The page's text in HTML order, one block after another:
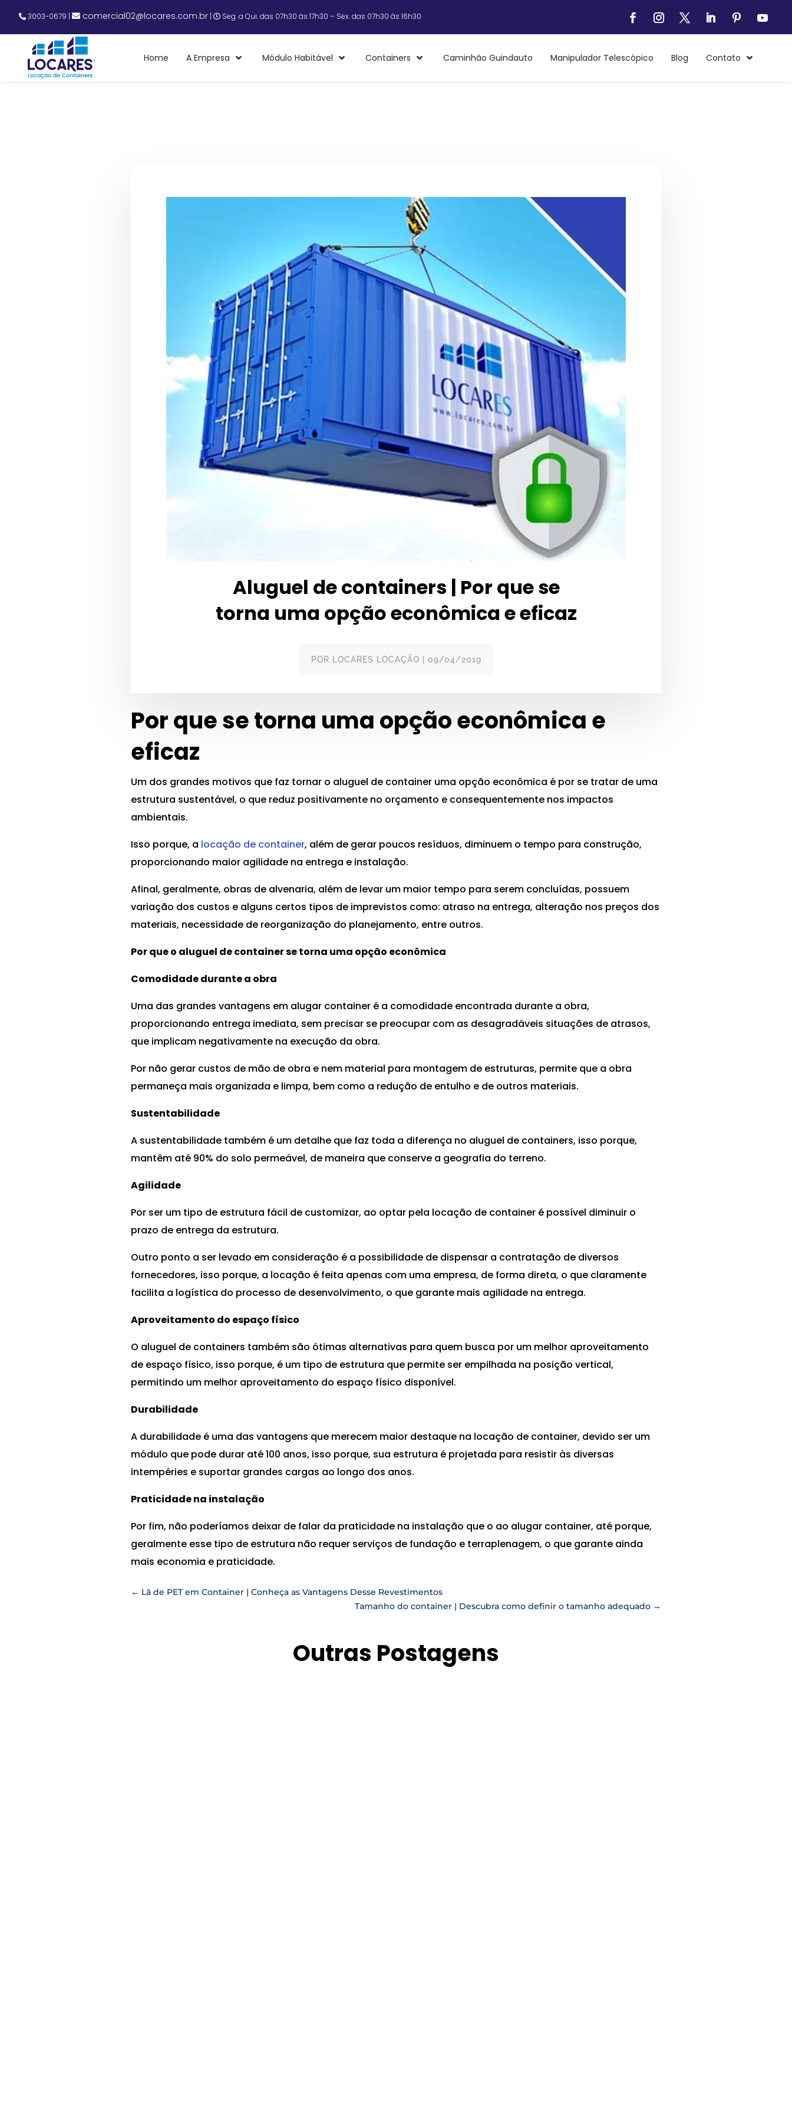
3003-0679 | comercial02@locares.com.br | Seg. a Qui. das 07h30 às 17h30 – Sex. das 07h30 às 16h30
Home A Empresa Módulo Habitável Containers Caminhão Guindauto Manipulador Telescópico Blog Contato
Aluguel de containers | Por que se
torna uma opção econômica e eficaz
POR LOCARES LOCAÇÃO | 09/04/2019
Por que se torna uma opção econômica e
eficaz
Um dos grandes motivos que faz tornar o aluguel de container uma opção econômica é por se tratar de uma
estrutura sustentável, o que reduz positivamente no orçamento e consequentemente nos impactos
ambientais.
Isso porque, a locação de container, além de gerar poucos resíduos, diminuem o tempo para construção,
proporcionando maior agilidade na entrega e instalação.
Afinal, geralmente, obras de alvenaria, além de levar um maior tempo para serem concluídas, possuem
variação dos custos e alguns certos tipos de imprevistos como: atraso na entrega, alteração nos preços dos
materiais, necessidade de reorganização do planejamento, entre outros.
Por que o aluguel de container se torna uma opção econômica
Comodidade durante a obra
Uma das grandes vantagens em alugar container é a comodidade encontrada durante a obra,
proporcionando entrega imediata, sem precisar se preocupar com as desagradáveis situações de atrasos,
que implicam negativamente na execução da obra.
Por não gerar custos de mão de obra e nem material para montagem de estruturas, permite que a obra
permaneça mais organizada e limpa, bem como a redução de entulho e de outros materiais.
Sustentabilidade
A sustentabilidade também é um detalhe que faz toda a diferença no aluguel de containers, isso porque,
mantêm até 90% do solo permeável, de maneira que conserve a geografia do terreno.
Agilidade
Por ser um tipo de estrutura fácil de customizar, ao optar pela locação de container é possível diminuir o
prazo de entrega da estrutura.
Outro ponto a ser levado em consideração é a possibilidade de dispensar a contratação de diversos
fornecedores, isso porque, a locação é feita apenas com uma empresa, de forma direta, o que claramente
facilita a logística do processo de desenvolvimento, o que garante mais agilidade na entrega.
Aproveitamento do espaço físico
O aluguel de containers também são ótimas alternativas para quem busca por um melhor aproveitamento
de espaço físico, isso porque, é um tipo de estrutura que permite ser empilhada na posição vertical,
permitindo um melhor aproveitamento do espaço físico disponível.
Durabilidade
A durabilidade é uma das vantagens que merecem maior destaque na locação de container, devido ser um
módulo que pode durar até 100 anos, isso porque, sua estrutura é projetada para resistir às diversas
intempéries e suportar grandes cargas ao longo dos anos.
Praticidade na instalação
Por fim, não poderíamos deixar de falar da praticidade na instalação que o ao alugar container, até porque,
geralmente esse tipo de estrutura não requer serviços de fundação e terraplenagem, o que garante ainda
mais economia e praticidade.
← Lã de PET em Container | Conheça as Vantagens Desse Revestimentos
Tamanho do container | Descubra como definir o tamanho adequado →
Outras Postagens